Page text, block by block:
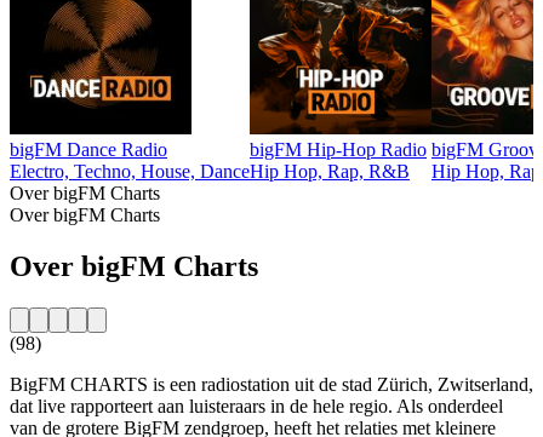
bigFM Dance Radio
Electro, Techno, House, Dance
bigFM Hip-Hop Radio
Hip Hop, Rap, R&B
bigFM
Hip Hop,
Over bigFM Charts
Over bigFM Charts
Over bigFM Charts
(98)
BigFM CHARTS is een radiostation uit de stad Zürich, Zwitserland,
dat live rapporteert aan luisteraars in de hele regio. Als onderdeel
van de grotere BigFM zendgroep, heeft het relaties met kleinere